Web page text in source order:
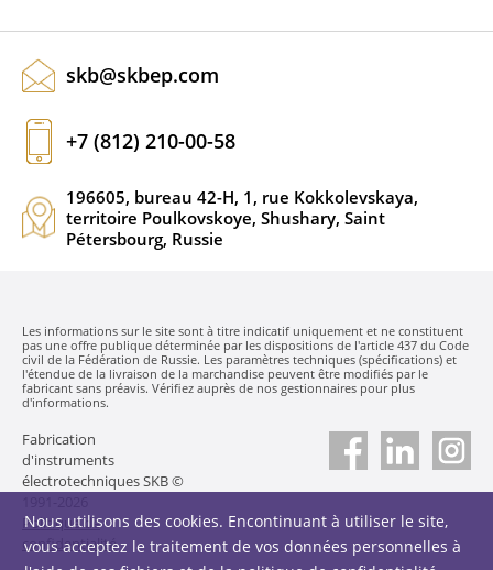
skb@skbep.com
+7 (812) 210-00-58
196605, bureau 42-H, 1, rue Kokkolevskaya,
territoire Poulkovskoye, Shushary, Saint
Pétersbourg, Russie
Les informations sur le site sont à titre indicatif uniquement et ne constituent
pas une offre publique déterminée par les dispositions de l'article 437 du Code
civil de la Fédération de Russie. Les paramètres techniques (spécifications) et
l'étendue de la livraison de la marchandise peuvent être modifiés par le
fabricant sans préavis. Vérifiez auprès de nos gestionnaires pour plus
d'informations.
Fabrication
d'instruments
électrotechniques SKB ©
Politique de
confidentialité
Nous utilisons des cookies. Encontinuant à utiliser le site,
vous acceptez le traitement de vos données personnelles à